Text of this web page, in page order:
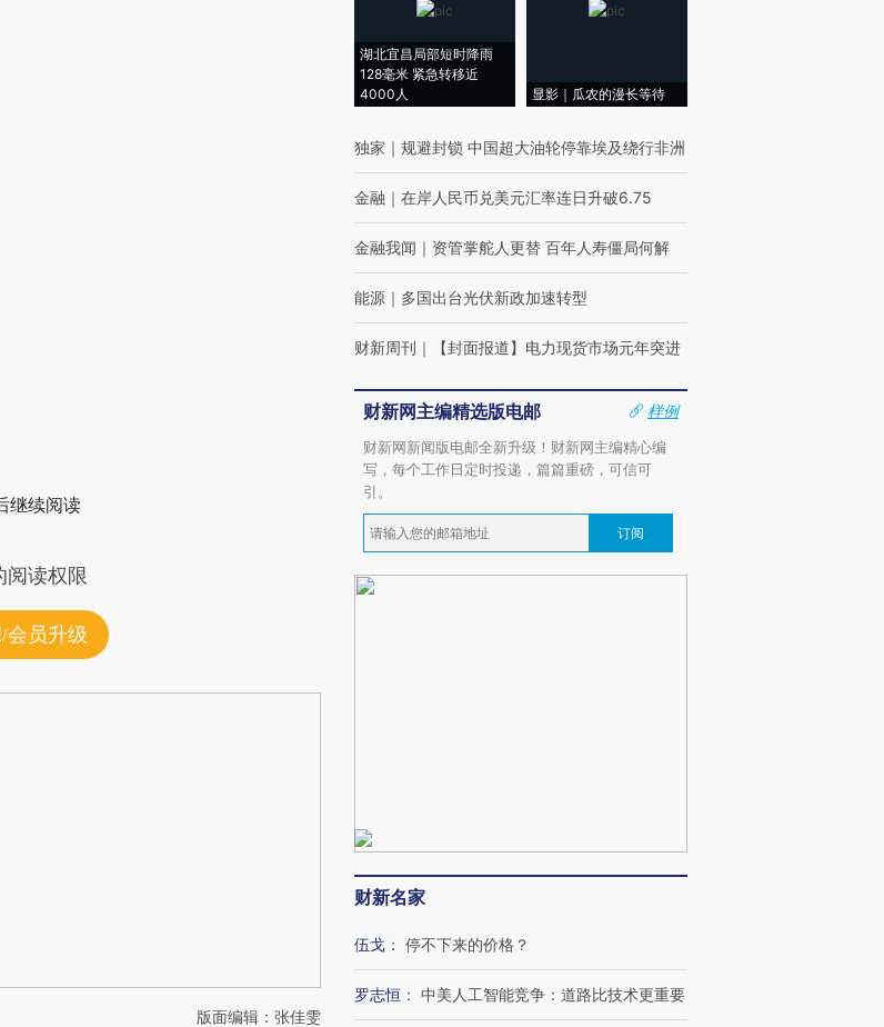
继续阅读
读权限
会员升级
版面编辑：张佳雯
湖北宜昌局部短时降雨
128毫米 紧急转移近
4000人
显影｜瓜农的漫长等待
独家 ｜ 规避封锁 中国超大油轮停靠埃及绕行非洲
金融 ｜ 在岸人民币兑美元汇率连日升破6.75
金融我闻 ｜ 资管掌舵人更替 百年人寿僵局何解
能源 ｜ 多国出台光伏新政加速转型
财新周刊 ｜ 【封面报道】电力现货市场元年突进
财新网主编精选版电邮
样例
财新网新闻版电邮全新升级！财新网主编精心编
写，每个工作日定时投递，篇篇重磅，可信可
引。
订阅
财新名家
伍戈 ： 停不下来的价格？
罗志恒 ： 中美人工智能竞争：道路比技术更重要